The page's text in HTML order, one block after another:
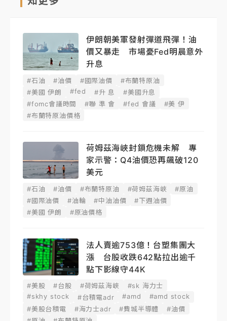
伊朗朝美軍發射彈道飛彈！油
價又暴走 市場憂Fed明晨意外
升息
#石油 #油價 #國際油價
#布蘭特原油
#美國 伊朗
#fed #升 息
#美國升息
#fomc會議時間
#聯 準 會 #fed 會議
#美 伊
#布蘭特原油價格
荷姆茲海峽封鎖危機未解 專
家示警：Q4油價恐再飆破120
美元
#石油 #油價 #布蘭特原油 #荷姆茲海峽
#原油
#國際油價
#油輪 #中油油價
#下週油價
#美國 伊朗
#原油價格
法人賣逾753億！台塑集團大
漲 台股收跌642點拉出逾千
點下影線守44K
#美股 #台股 #荷姆茲海峽
#sk 海力士
#skhy stock
#台積電adr #amd
#amd stock
#美股台積電
#海力士adr #費城半導體
#油價